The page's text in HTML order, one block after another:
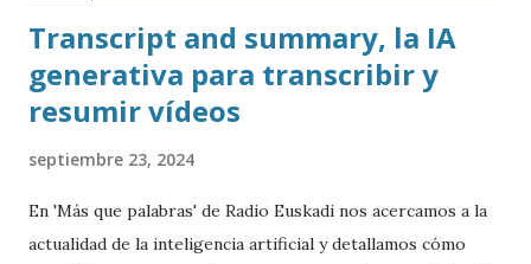
Transcript and summary, la IA
generativa para transcribir y
resumir vídeos
septiembre 23, 2024
En 'Más que palabras' de Radio Euskadi nos acercamos a la
actualidad de la inteligencia artificial y detallamos cómo